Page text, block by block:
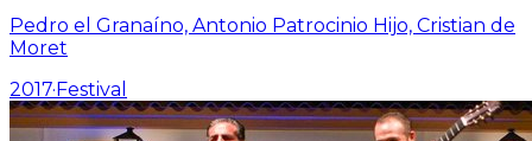
Pedro el Granaíno, Antonio Patrocinio Hijo, Cristian de
Moret
2017· Festival